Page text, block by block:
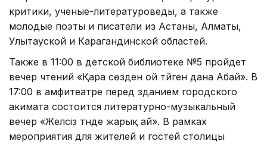
критики, ученые-литературоведы, а также
молодые поэты и писатели из Астаны, Алматы,
Улытауской и Карагандинской областей.
Также в 11:00 в детской библиотеке №5 пройдет
вечер чтений «Қара сөзден ой түйген дана Абай». В
17:00 в амфитеатре перед зданием городского
акимата состоится литературно-музыкальный
вечер «Желсіз түнде жарық ай». В рамках
мероприятия для жителей и гостей столицы